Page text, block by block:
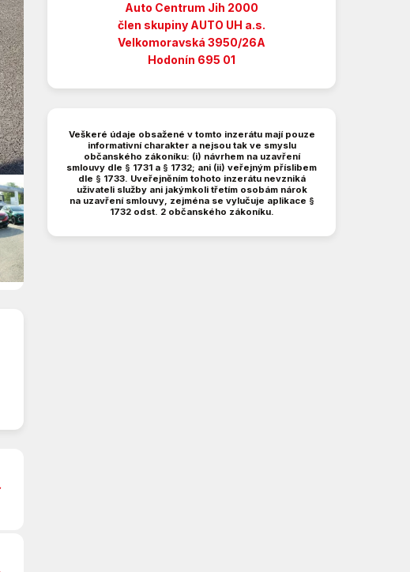
Auto Centrum Jih 2000
člen skupiny AUTO UH a.s.
Velkomoravská 3950/26A
Hodonín 695 01
Veškeré údaje obsažené v tomto inzerátu mají pouze
informativní charakter a nejsou tak ve smyslu
občanského zákoníku: (i) návrhem na uzavření
smlouvy dle § 1731 a § 1732; ani (ii) veřejným příslibem
dle § 1733. Uveřejněním tohoto inzerátu nevzniká
uživateli služby ani jakýmkoli třetím osobám nárok
na uzavření smlouvy, zejména se vylučuje aplikace §
1732 odst. 2 občanského zákoníku.